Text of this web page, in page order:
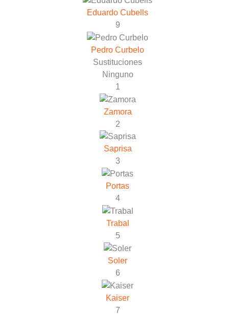
Eduardo Cubells
9
Pedro Curbelo
Sustituciones
Ninguno
1
Zamora
2
Saprisa
3
Portas
4
Trabal
5
Soler
6
Kaiser
7